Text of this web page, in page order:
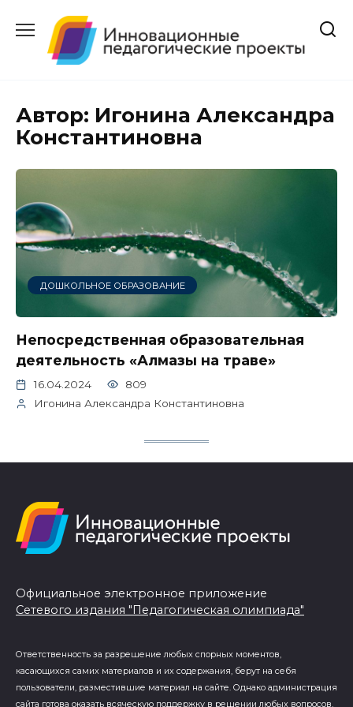
содержанию
Автор: Игонина Александра
Константиновна
ДОШКОЛЬНОЕ ОБРАЗОВАНИЕ
Непосредственная образовательная
деятельность «Алмазы на траве»
16.04.2024
809
Игонина Александра Константиновна
Официальное электронное приложение
Сетевого издания "Педагогическая олимпиада"
Ответственность за разрешение любых спорных моментов,
касающихся самих материалов и их содержания, берут на себя
пользователи, разместившие материал на сайте. Однако администрация
сайта готова оказать всяческую поддержку в решении любых вопросов,